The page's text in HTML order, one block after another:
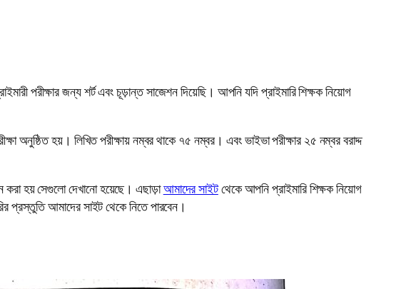
পরীক্ষার জন্য শর্ট এবং চূড়ান্ত সাজেশন দিয়েছি। আপনি যদি প্রাইমারি শিক্ষক নিয়োগ
অনুষ্ঠিত হয়। লিখিত পরীক্ষায় নম্বর থাকে ৭৫ নম্বর। এবং ভাইভা পরীক্ষার ২৫ নম্বর বরাদ্দ
করা হয় সেগুলো দেখানো হয়েছে। এছাড়াআমাদের সাইটথেকে আপনি প্রাইমারি শিক্ষক নিয়োগ
প্রস্তুতি আমাদের সাইট থেকে নিতে পারবেন।